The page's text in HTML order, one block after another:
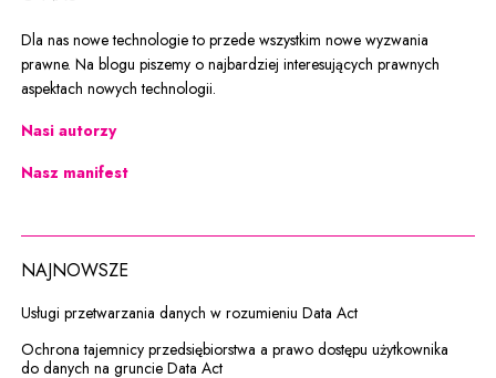
Dla nas nowe technologie to przede wszystkim nowe wyzwania
prawne. Na blogu piszemy o najbardziej interesujących prawnych
aspektach nowych technologii.
Nasi autorzy
Nasz manifest
NAJNOWSZE
Usługi przetwarzania danych w rozumieniu Data Act
Ochrona tajemnicy przedsiębiorstwa a prawo dostępu użytkownika
do danych na gruncie Data Act